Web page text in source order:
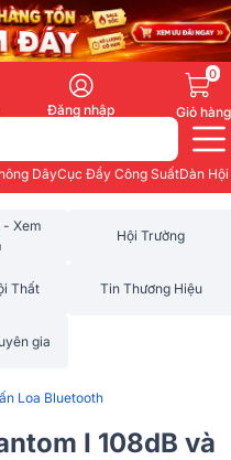
Đăng nhập
0
Giỏ hàng
DâyCục Đẩy Công SuấtDàn
- Xem
Hội Trường
Thất Tin Thương Hiệu
gia
Loa Bluetooth
I 108dB và